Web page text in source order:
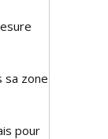
sa zone
pour